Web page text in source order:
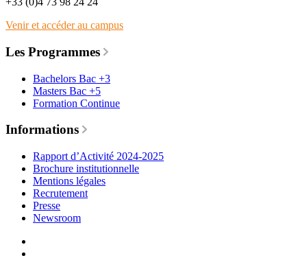
Venir et accéder au campus
Les Programmes
Bachelors Bac +3
Masters Bac +5
Formation Continue
Informations
Rapport d’Activité 2024-2025
Brochure institutionnelle
Mentions légales
Recrutement
Presse
Newsroom